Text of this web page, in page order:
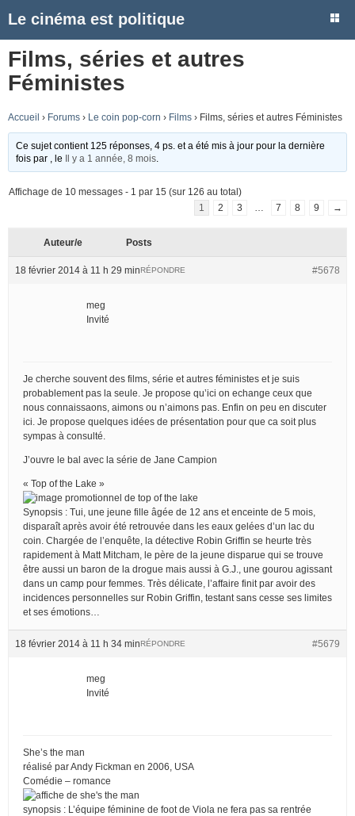
Le cinéma est politique
Films, séries et autres
Féministes
Accueil › Forums › Le coin pop-corn › Films › Films, séries et autres Féministes
Ce sujet contient 125 réponses, 4 ps. et a été mis à jour pour la dernière
fois par
, le Il y a 1 année, 8 mois
Affichage de 10 messages - 1 par 15 (sur 126 au total)
1
2 3 7 8 9 →
Auteur/e Posts
18 février 2014 à 11 h 29 min #5678
RÉPONDRE
meg
Invité
Je cherche souvent des films, série et autres féministes et je suis
probablement pas la seule. Je propose qu’ici on echange ceux que
nous connaissaons, aimons ou n’aimons pas. Enfin on peu en discuter
ici. Je propose quelques idées de présentation pour que ca soit plus
sympas à consulté.
J’ouvre le bal avec la série de Jane Campion
« Top of the Lake »
Synopsis : Tui, une jeune fille âgée de 12 ans et enceinte de 5 mois,
disparaît après avoir été retrouvée dans les eaux gelées d’un lac du
coin. Chargée de l’enquête, la détective Robin Griffin se heurte très
rapidement à Matt Mitcham, le père de la jeune disparue qui se trouve
être aussi un baron de la drogue mais aussi à G.J., une gourou agissant
dans un camp pour femmes. Très délicate, l’affaire finit par avoir des
incidences personnelles sur Robin Griffin, testant sans cesse ses limites
et ses émotions…
18 février 2014 à 11 h 34 min #5679
RÉPONDRE
meg
Invité
She’s the man
réalisé par Andy Fickman en 2006, USA
Comédie – romance
synopsis : L’équipe féminine de foot de Viola ne fera pas sa rentrée